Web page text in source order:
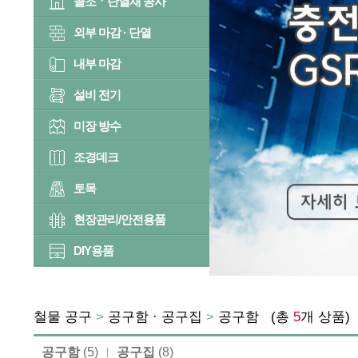
외부 마감 · 단열
내부 마감
설비 전기
미장 방수
조경데크
토목
현장관리/안전용품
DIY용품
철물 공구 > 공구함 · 공구집 > 공구함 (총 5개 상
공구함 (5) 공구집 (8)